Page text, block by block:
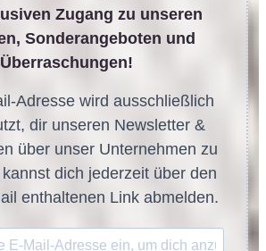
Zugang zu unseren
Sonderangeboten und
Überraschungen!
Adresse wird ausschließlich
dir unseren Newsletter &
über unser Unternehmen zu
dich jederzeit über den
enthaltenen Link abmelden.